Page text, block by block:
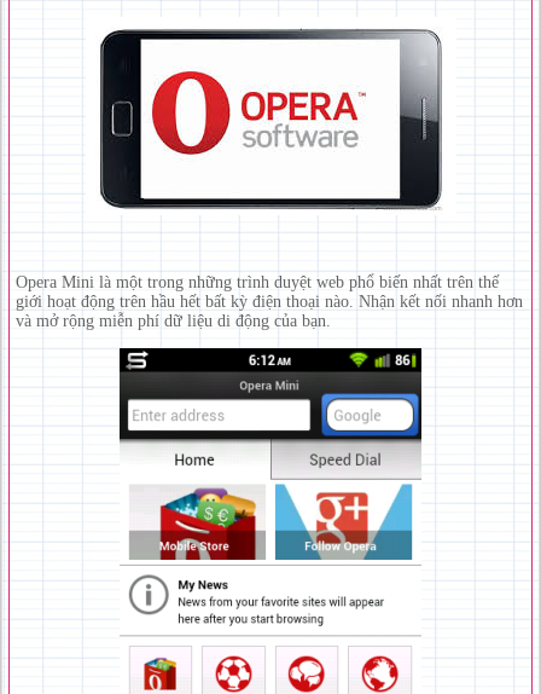
Opera Mini là một trong những trình duyệt web phổ biến nhất trên thế
giới hoạt động trên hầu hết bất kỳ điện thoại nào. Nhận kết nối nhanh hơn
và mở rộng miễn phí dữ liệu di động của bạn.